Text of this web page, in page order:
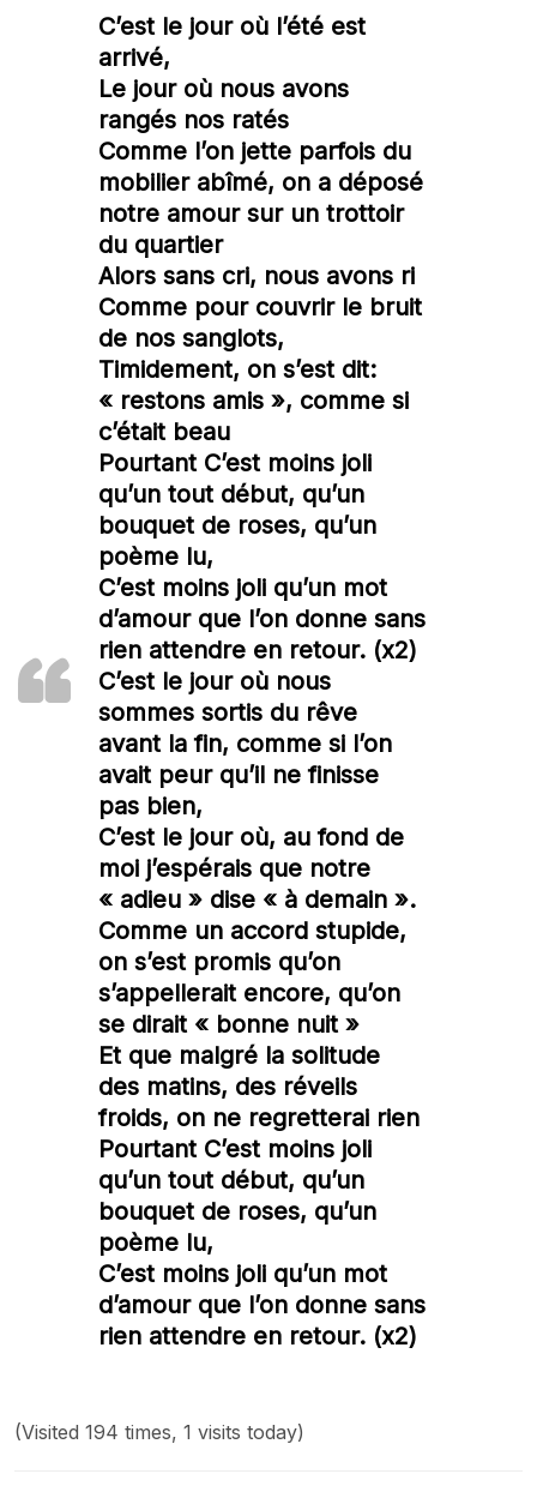
C’est le jour où l’été est
arrivé,
Le jour où nous avons
rangés nos ratés
Comme l’on jette parfois du
mobilier abîmé, on a déposé
notre amour sur un trottoir
du quartier
Alors sans cri, nous avons ri
Comme pour couvrir le bruit
de nos sanglots,
Timidement, on s’est dit:
« restons amis », comme si
c’était beau
Pourtant C’est moins joli
qu’un tout début, qu’un
bouquet de roses, qu’un
poème lu,
C’est moins joli qu’un mot
d’amour que l’on donne sans
rien attendre en retour. (x2)
C’est le jour où nous
sommes sortis du rêve
avant la fin, comme si l’on
avait peur qu’il ne finisse
pas bien,
C’est le jour où, au fond de
moi j’espérais que notre
« adieu » dise « à demain ».
Comme un accord stupide,
on s’est promis qu’on
s’appellerait encore, qu’on
se dirait « bonne nuit »
Et que malgré la solitude
des matins, des réveils
froids, on ne regretterai rien
Pourtant C’est moins joli
qu’un tout début, qu’un
bouquet de roses, qu’un
poème lu,
C’est moins joli qu’un mot
d’amour que l’on donne sans
rien attendre en retour. (x2)
(Visited 194 times, 1 visits today)